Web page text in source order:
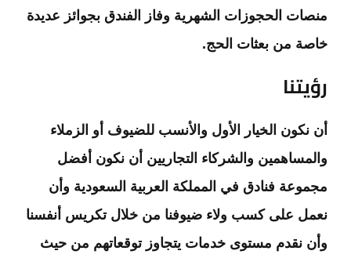
منصات الحجوزات الشهرية وفاز الفندق بجوائز عديدة
خاصة من بعثات الحج.
رؤيتنا
أن نكون الخيار الأول والأنسب للضيوف أو الزملاء
والمساهمين والشركاء التجاريين أن نكون أفضل
مجموعة فنادق في المملكة العربية السعودية وأن
نعمل على كسب ولاء ضيوفنا من خلال تكريس أنفسنا
وأن نقدم مستوى خدمات يتجاوز توقعاتهم من حيث